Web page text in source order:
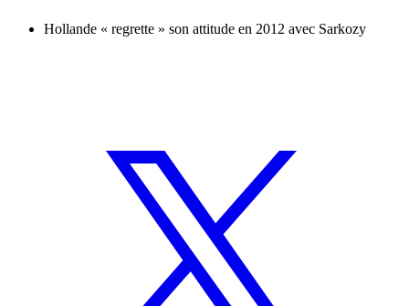
Hollande « regrette » son attitude en 2012 avec Sarkozy